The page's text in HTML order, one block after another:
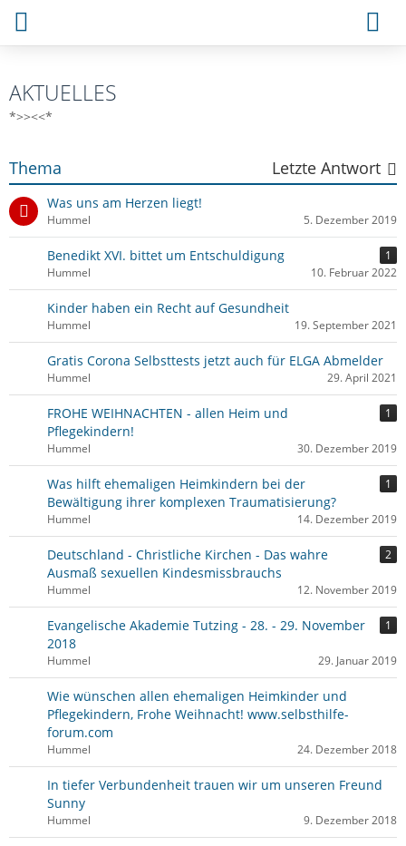
AKTUELLES
*>><<*
Thema Letzte Antwort
Was uns am Herzen liegt!
Hummel 5. Dezember 2019
Benedikt XVI. bittet um Entschuldigung
1
Hummel
10. Februar 2022
Kinder haben ein Recht auf Gesundheit
Hummel 19. September 2021
Gratis Corona Selbsttests jetzt auch für ELGA Abmelder
Hummel 29. April 2021
FROHE WEIHNACHTEN - allen Heim und
Pflegekindern!
1
Hummel 30. Dezember 2019
Was hilft ehemaligen Heimkindern bei der
Bewältigung ihrer komplexen Traumatisierung?
1
Hummel 14. Dezember 2019
Deutschland - Christliche Kirchen - Das wahre
Ausmaß sexuellen Kindesmissbrauchs
2
Hummel 12. November 2019
Evangelische Akademie Tutzing - 28. - 29. November
2018
1
Hummel 29. Januar 2019
Wie wünschen allen ehemaligen Heimkinder und
Pflegekindern, Frohe Weihnacht! www.selbsthilfe-
forum.com
Hummel 24. Dezember 2018
In tiefer Verbundenheit trauen wir um unseren Freund
Sunny
Hummel 9. Dezember 2018